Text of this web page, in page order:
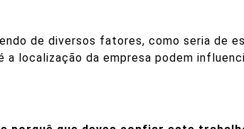
de diversos fatores, como seria de
localização da empresa podem